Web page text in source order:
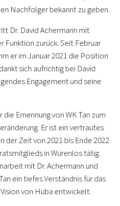
Nachfolger bekannt zu geben.
Dr. David Achermann mit
Funktion zurück. Seit Februar
er im Januar 2021 die Position
sich aufrichtig bei David
Engagement und seine
Ernennung von WK Tan zum
Er ist ein vertrautes
der Zeit von 2021 bis Ende 2022
in Würenlos tätig.
mit Dr. Achermann und
ein tiefes Verständnis für das
von Huba entwickelt.